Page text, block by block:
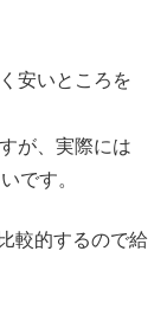
安いところを
が、実際には
です。
較的するので給